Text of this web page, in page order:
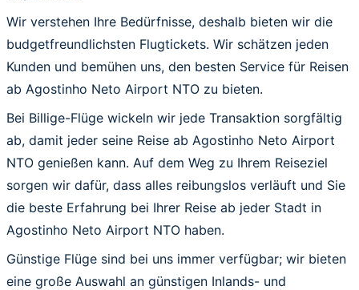
Wir verstehen Ihre Bedürfnisse, deshalb bieten wir die
budgetfreundlichsten Flugtickets. Wir schätzen jeden
Kunden und bemühen uns, den besten Service für Reisen
ab Agostinho Neto Airport NTO zu bieten.
Bei Billige-Flüge wickeln wir jede Transaktion sorgfältig
ab, damit jeder seine Reise ab Agostinho Neto Airport
NTO genießen kann. Auf dem Weg zu Ihrem Reiseziel
sorgen wir dafür, dass alles reibungslos verläuft und Sie
die beste Erfahrung bei Ihrer Reise ab jeder Stadt in
Agostinho Neto Airport NTO haben.
Günstige Flüge sind bei uns immer verfügbar; wir bieten
eine große Auswahl an günstigen Inlands- und